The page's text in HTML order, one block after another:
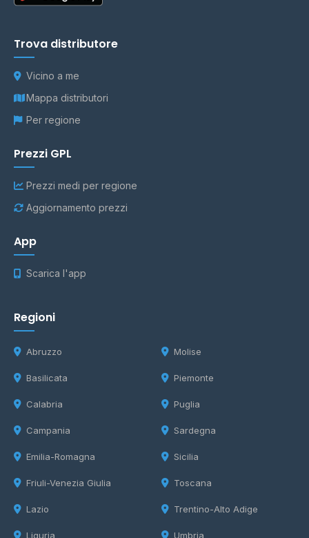
Trova distributore
Vicino a me
Mappa distributori
Per regione
Prezzi GPL
Prezzi medi per regione
Aggiornamento prezzi
App
Scarica l'app
Regioni
Abruzzo
Basilicata
Calabria
Campania
Emilia-Romagna
Friuli-Venezia Giulia
Lazio
Liguria
Molise
Piemonte
Puglia
Sardegna
Sicilia
Toscana
Trentino-Alto Adige
Umbria